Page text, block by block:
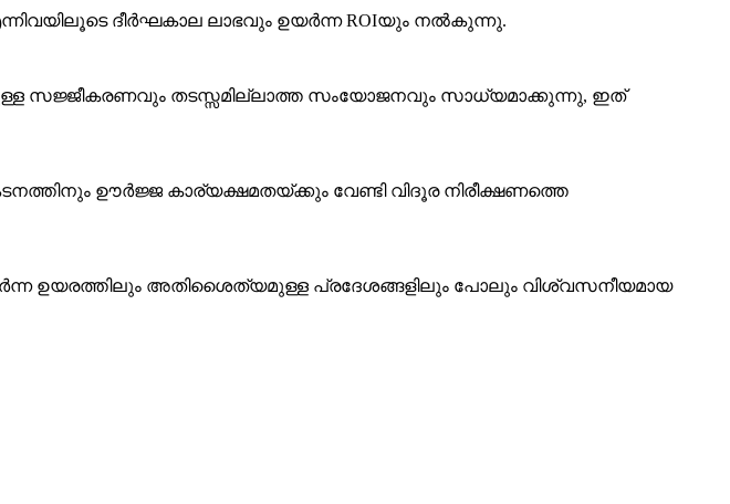
ദീർഘകാല ലാഭവും ഉയർന്ന ROIയും നൽകുന്നു.
തടസ്സമില്ലാത്ത സംയോജനവും സാധ്യമാക്കുന്നു, ഇത്
ഊർജ്ജ കാര്യക്ഷമതയ്ക്കും വേണ്ടി വിദൂര നിരീക്ഷണത്തെ
ഉയർന്ന ഉയരത്തിലും അതിശൈത്യമുള്ള പ്രദേശങ്ങളിലും പോലും വിശ്വസനീയമായ